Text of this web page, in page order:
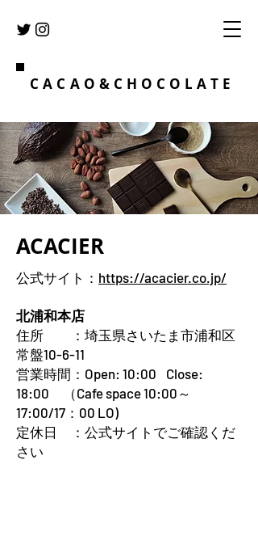
CACAO&CHOCOLATE
ACACIER
公式サイト： https://acacier.co.jp/
北浦和本店
住所 ：埼玉県さいたま市浦和区
常盤10-6-11
営業時間：Open: 10:00 Close:
18:00 （Cafe space 10:00～
17:00/17：00 LO)
定休日 ：公式サイトでご確認くだ
さい